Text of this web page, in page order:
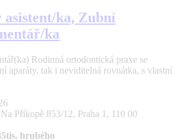
ka, Zubní
ka
Rodinná ortodontická praxe se
aparáty, tak i neviditelná rovnátka, s vlastní
Příkopě 853/12, Praha 1, 110 00
hrubého